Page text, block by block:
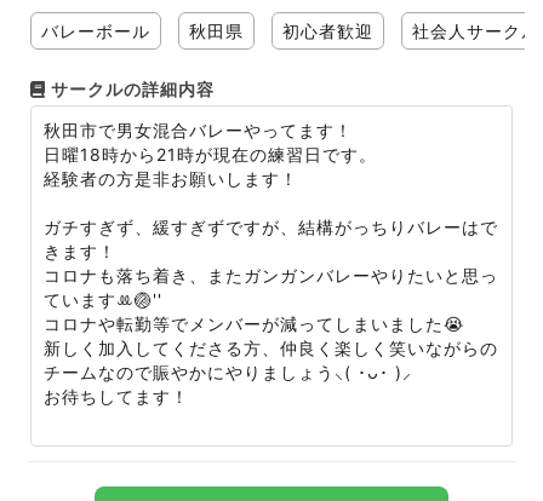
バレーボール 秋田県 初心者歓迎 社会人サークル
サークルの詳細内容
秋田市で男女混合バレーやってます！
日曜18時から21時が現在の練習日です。
経験者の方是非お願いします！
ガチすぎず、緩すぎずですが、結構がっちりバレーはで
きます！
コロナも落ち着き、またガンガンバレーやりたいと思っ
ていますꔛ🏐''
コロナや転勤等でメンバーが減ってしまいました😭
新しく加入してくださる方、仲良く楽しく笑いながらの
チームなので賑やかにやりましょう⸜( ･ᴗ･ )⸝
お待ちしてます！